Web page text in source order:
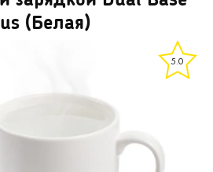
(Белая)
5.0